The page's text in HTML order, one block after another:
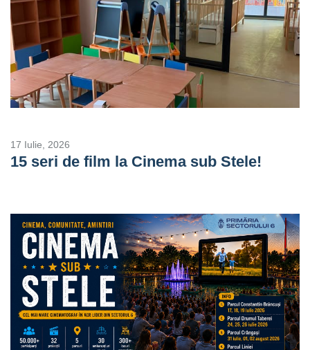
17 Iulie, 2026
15 seri de film la Cinema sub Stele!